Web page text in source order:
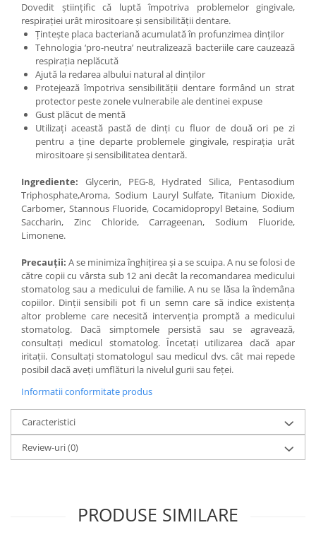
Dovedit științific că luptă împotriva problemelor gingivale,
respirației urât mirositoare și sensibilității dentare.
Ţinteşte placa bacteriană acumulată în profunzimea dinţilor
Tehnologia ‘pro-neutra’ neutralizează bacteriile care cauzează
respiraţia neplăcută
Ajută la redarea albului natural al dinţilor
Protejează împotriva sensibilităţii dentare formând un strat
protector peste zonele vulnerabile ale dentinei expuse
Gust plăcut de mentă
Utilizaţi această pastă de dinţi cu fluor de două ori pe zi
pentru a ţine departe problemele gingivale, respiraţia urât
mirositoare şi sensibilitatea dentară.
Ingrediente: Glycerin, PEG-8, Hydrated Silica, Pentasodium
Triphosphate,Aroma, Sodium Lauryl Sulfate, Titanium Dioxide,
Carbomer, Stannous Fluoride, Cocamidopropyl Betaine, Sodium
Saccharin, Zinc Chloride, Carrageenan, Sodium Fluoride,
Limonene.
Precauții: A se minimiza înghiţirea şi a se scuipa. A nu se folosi de
către copii cu vârsta sub 12 ani decât la recomandarea medicului
stomatolog sau a medicului de familie. A nu se lăsa la îndemâna
copiilor. Dinţii sensibili pot fi un semn care să indice existenţa
altor probleme care necesită intervenţia promptă a medicului
stomatolog. Dacă simptomele persistă sau se agravează,
consultaţi medicul stomatolog. Încetaţi utilizarea dacă apar
iritaţii. Consultaţi stomatologul sau medicul dvs. cât mai repede
posibil dacă aveţi umflături la nivelul gurii sau feţei.
Informatii conformitate produs
Caracteristici
Review-uri(0)
PRODUSE SIMILARE